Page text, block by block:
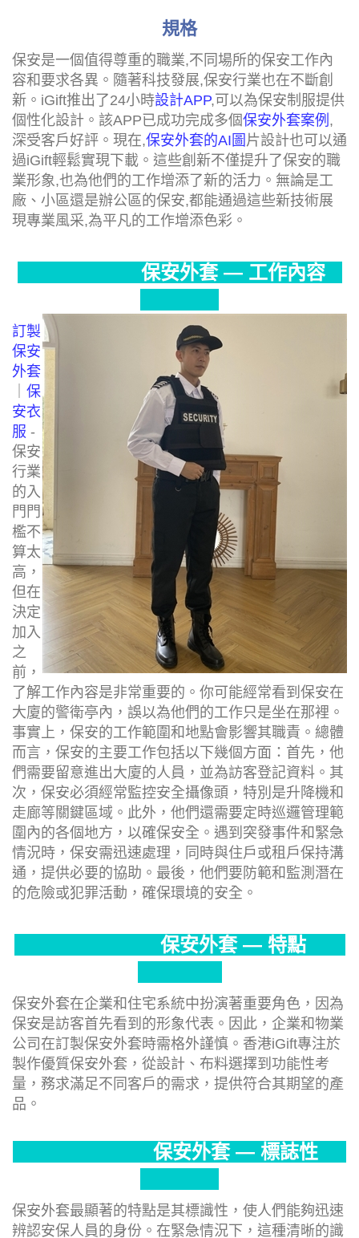
規格
保安是一個值得尊重的職業,不同場所的保安工作內
容和要求各異。隨著科技發展,保安行業也在不斷創
新。iGift推出了24小時設計APP,可以為保安制服提供
個性化設計。該APP已成功完成多個保安外套案例 ,
深受客戶好評。現在,保安外套的AI圖 片設計也可以通
過iGift輕鬆實現下載。這些創新不僅提升了保安的職
業形象,也為他們的工作增添了新的活力。無論是工
廠、小區還是辦公區的保安,都能通過這些新技術展
現專業風采,為平凡的工作增添色彩。
保安外套 — 工作內容
訂製
保安
外套
保
安衣
服 -
保安
行業
的入
門門
檻不
算太
高，
但在
決定
加入
之
前，
了解工作內容是非常重要的。你可能經常看到保安在
大廈的警衛亭內，誤以為他們的工作只是坐在那裡。
事實上，保安的工作範圍和地點會影響其職責。總體
而言，保安的主要工作包括以下幾個方面：首先，他
們需要留意進出大廈的人員，並為訪客登記資料。其
次，保安必須經常監控安全攝像頭，特別是升降機和
走廊等關鍵區域。此外，他們還需要定時巡邏管理範
圍內的各個地方，以確保安全。遇到突發事件和緊急
情況時，保安需迅速處理，同時與住戶或租戶保持溝
通，提供必要的協助。最後，他們要防範和監測潛在
的危險或犯罪活動，確保環境的安全。
保安外套 — 特點
保安外套在企業和住宅系統中扮演著重要角色，因為
保安是訪客首先看到的形象代表。因此，企業和物業
公司在訂製保安外套時需格外謹慎。香港iGift專注於
製作優質保安外套，從設計、布料選擇到功能性考
量，務求滿足不同客戶的需求，提供符合其期望的產
品。
保安外套 — 標誌性
保安外套最顯著的特點是其標識性，使人們能夠迅速
辨認安保人員的身份。在緊急情況下，這種清晰的識